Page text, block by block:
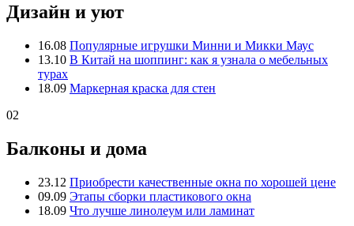
Дизайн и уют
16.08 Популярные игрушки Минни и Микки Маус
13.10 В Китай на шоппинг: как я узнала о мебельных
турах
18.09 Маркерная краска для стен
02
Балконы и дома
23.12 Приобрести качественные окна по хорошей цене
09.09 Этапы сборки пластикового окна
18.09 Что лучше линолеум или ламинат